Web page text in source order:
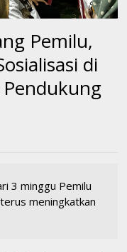
Pemilu,
di
3 minggu Pemilu
meningkatkan